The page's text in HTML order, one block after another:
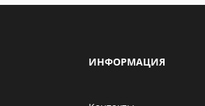
ИНФОРМАЦИЯ